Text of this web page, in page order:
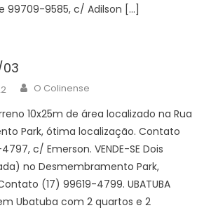
99709-9585, c/ Adilson […]
Author
O Colinense
10x25m de área localizado na Rua
Park, ótima localização. Contato
c/ Emerson. VENDE-SE Dois
no Desmembramento Park,
(17) 99619-4799. UBATUBA
Ubatuba com 2 quartos e 2